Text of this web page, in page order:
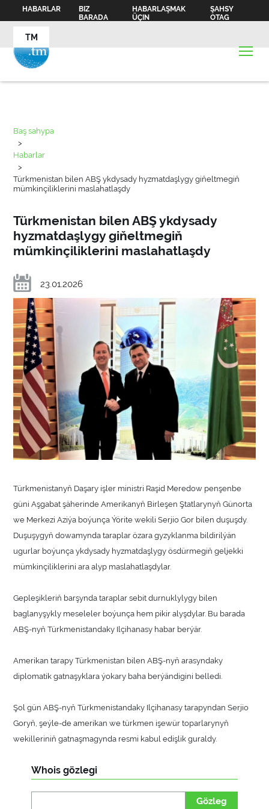
HABARLAR
BIZ
BARADA
HABARLAŞMAK
ÜÇIN
ŞAHSY
OTAG
TM
Baş sahypa
>
Habarlar
>
Türkmenistan bilen ABŞ ykdysady hyzmatdaşlygy giňeltmegiň
mümkinçiliklerini maslahatlaşdy
Türkmenistan bilen ABŞ ykdysady
hyzmatdaşlygy giňeltmegiň
mümkinçiliklerini maslahatlaşdy
23.01.2026
Türkmenistanyň Daşary işler ministri Raşid Meredow penşenbe
güni Aşgabat şäherinde Amerikanyň Birleşen Ştatlarynyň Günorta
we Merkezi Aziýa boýunça Ýörite wekili Serjio Gor bilen duşuşdy.
Duşuşygyň dowamynda taraplar özara gyzyklanma bildirilýän
ugurlar boýunça ykdysady hyzmatdaşlygy ösdürmegiň geljekki
mümkinçiliklerini ara alyp maslahatlaşdylar.
Gepleşikleriň barşynda taraplar sebit durnuklylygy bilen
baglanyşykly meseleler boýunça hem pikir alyşdylar. Bu barada
ABŞ-nyň Türkmenistandaky Ilçihanasy habar berýär.
Amerikan tarapy Türkmenistan bilen ABŞ-nyň arasyndaky
diplomatik gatnaşyklara ýokary baha berýändigini belledi.
Şol gün ABŞ-nyň Türkmenistandaky Ilçihanasy tarapyndan Serjio
Goryň, şeýle-de amerikan we türkmen işewür toparlarynyň
wekilleriniň gatnaşmagynda resmi kabul edişlik guraldy.
Whois gözlegi
Gözleg